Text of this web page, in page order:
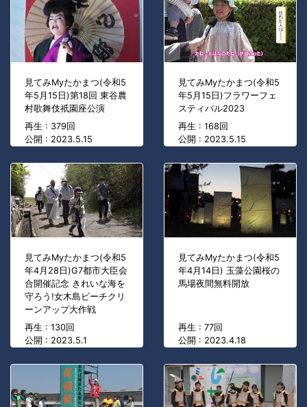
見てみMyたかまつ(令和5
年5月15日)第18回 東谷農
村歌舞伎祇園座公演
再生 : 379回
公開 : 2023.5.15
見てみMyたかまつ(令和5
年5月15日)フラワーフェ
スティバル2023
再生 : 168回
公開 : 2023.5.15
見てみMyたかまつ(令和5
年4月28日)G7都市大臣会
合開催記念 きれいな海を
守ろう!女木島ビーチクリ
ーンアップ大作戦
再生 : 130回
公開 : 2023.5.1
見てみMyたかまつ(令和5
年4月14日) 玉藻公園桜の
馬場夜間無料開放
再生 : 77回
公開 : 2023.4.18